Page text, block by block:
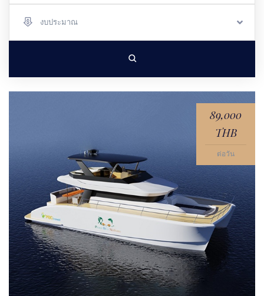
งบประมาณ
89,000
THB
ต่อวัน